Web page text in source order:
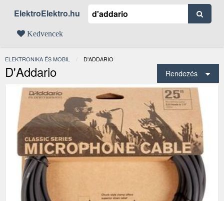
ElektroElektro.hu
Kedvencek
ELEKTRONIKA ÉS MOBIL JELENLEGI:
D'ADDARIO
D'Addario Rendezés